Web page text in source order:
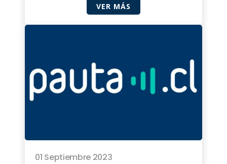
VER MÁS
01 Septiembre 2023